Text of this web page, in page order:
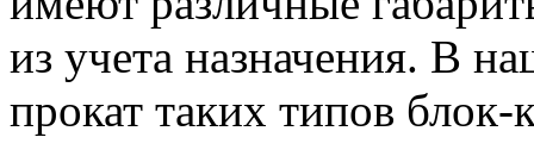
из учета назначения. В
прокат таких типов блок-